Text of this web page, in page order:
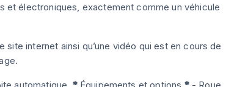
électroniques, exactement comme un véhicule
internet ainsi qu’une vidéo qui est en cours de
automatique. *Équipements et options *- Roue